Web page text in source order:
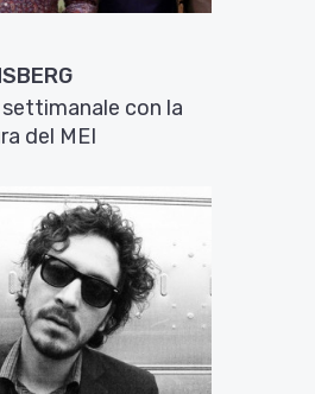
con la
del MEI